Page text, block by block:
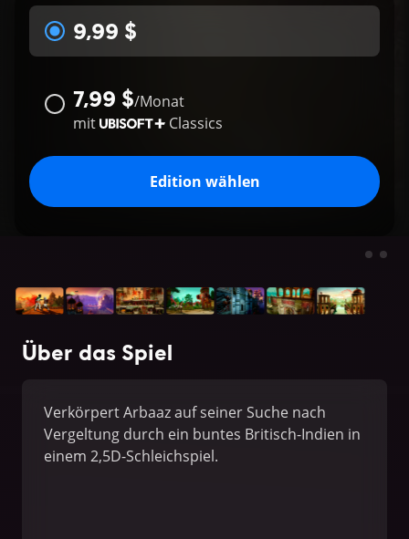
9,99 $
7,99 $/Monat
mit
Classics
Edition wählen
Über das Spiel
Verkörpert Arbaaz auf seiner Suche nach
Vergeltung durch ein buntes Britisch-Indien in
einem 2,5D-Schleichspiel.